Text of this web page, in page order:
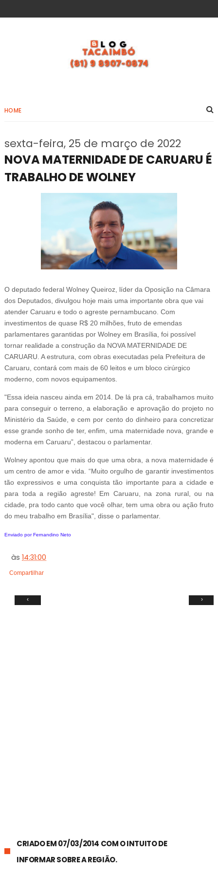
HOME
sexta-feira, 25 de março de 2022
NOVA MATERNIDADE DE CARUARU É
TRABALHO DE WOLNEY
O deputado federal Wolney Queiroz, líder da Oposição na Câmara
dos Deputados, divulgou hoje mais uma importante obra que vai
atender Caruaru e todo o agreste pernambucano. Com
investimentos de quase R$ 20 milhões, fruto de emendas
parlamentares garantidas por Wolney em Brasília, foi possível
tornar realidade a construção da NOVA MATERNIDADE DE
CARUARU. A estrutura, com obras executadas pela Prefeitura de
Caruaru, contará com mais de 60 leitos e um bloco cirúrgico
moderno, com novos equipamentos.
"Essa ideia nasceu ainda em 2014. De lá pra cá, trabalhamos muito
para conseguir o terreno, a elaboração e aprovação do projeto no
Ministério da Saúde, e cem por cento do dinheiro para concretizar
esse grande sonho de ter, enfim, uma maternidade nova, grande e
moderna em Caruaru”, destacou o parlamentar.
Wolney apontou que mais do que uma obra, a nova maternidade é
um centro de amor e vida. “Muito orgulho de garantir investimentos
tão expressivos e uma conquista tão importante para a cidade e
para toda a região agreste! Em Caruaru, na zona rural, ou na
cidade, pra todo canto que você olhar, tem uma obra ou ação fruto
do meu trabalho em Brasília", disse o parlamentar.
Enviado por Fernandino Neto
às14:31:00
Compartilhar
‹ ›
CRIADO EM 07/03/2014 COM O INTUITO DE
INFORMAR SOBRE A REGIÃO.